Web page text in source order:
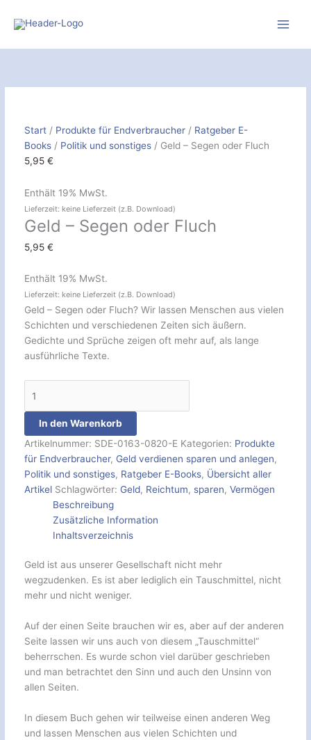
Inhalt
Start/ Produkte für Endverbraucher/ Ratgeber E-
Books/ Politik und sonstiges/ Geld – Segen oder Fluch
5,95 €
Enthält 19% MwSt.
Lieferzeit: keine Lieferzeit (z.B. Download)
Geld – Segen oder Fluch
5,95 €
Enthält 19% MwSt.
Lieferzeit: keine Lieferzeit (z.B. Download)
Geld – Segen oder Fluch? Wir lassen Menschen aus vielen
Schichten und verschiedenen Zeiten sich äußern.
Gedichte und Sprüche zeigen oft mehr auf, als lange
ausführliche Texte.
Segen
[Digital]
Menge
In den Warenkorb
Artikelnummer: SDE-0163-0820-E Kategorien: Produkte
für Endverbraucher, Geld verdienen sparen und anlegen,
Politik und sonstiges, Ratgeber E-Books, Übersicht aller
Artikel Schlagwörter: Geld, Reichtum, sparen, Vermögen
Beschreibung
Zusätzliche Information
Inhaltsverzeichnis
Geld ist aus unserer Gesellschaft nicht mehr
wegzudenken. Es ist aber lediglich ein Tauschmittel, nicht
mehr und nicht weniger.
Auf der einen Seite brauchen wir es, aber auf der anderen
Seite lassen wir uns auch von diesem „Tauschmittel“
beherrschen. Es wurde schon viel darüber geschrieben
und man betrachtet den Sinn und auch den Unsinn von
allen Seiten.
In diesem Buch gehen wir teilweise einen anderen Weg
und lassen Menschen aus vielen Schichten und